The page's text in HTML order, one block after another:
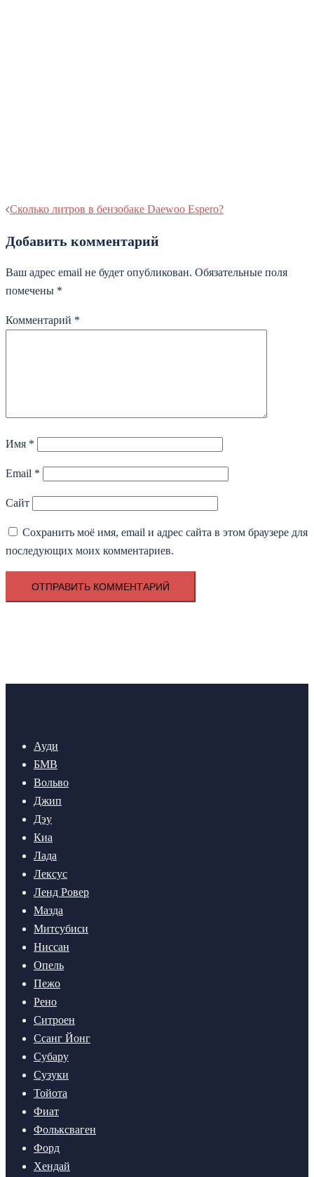
Навигация
Сколько литров в бензобаке Daewoo Espero?
Добавить комментарий
Ваш адрес email не будет опубликован. Обязательные поля
помечены *
Комментарий *
Имя *
Email *
Сайт
Сохранить моё имя, email и адрес сайта в этом браузере для
последующих моих комментариев.
Ауди
БМВ
Вольво
Джип
Дэу
Киа
Лада
Лексус
Ленд Ровер
Мазда
Митсубиси
Ниссан
Опель
Пежо
Рено
Ситроен
Ссанг Йонг
Субару
Сузуки
Тойота
Фиат
Фольксваген
Форд
Хендай